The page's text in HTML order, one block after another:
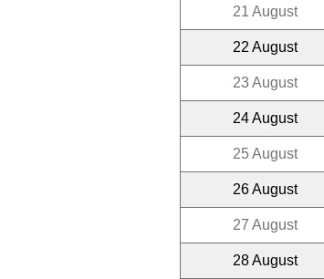
21 August
22 August
23 August
24 August
25 August
26 August
27 August
28 August